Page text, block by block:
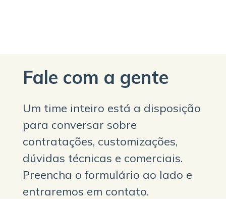
Fale com a gente
Um time inteiro está a disposição
para conversar sobre
contratações, customizações,
dúvidas técnicas e comerciais.
Preencha o formulário ao lado e
entraremos em contato.